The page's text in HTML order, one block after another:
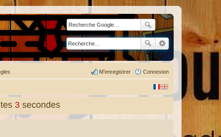
Connexion
M’enregistrer
4 secondes